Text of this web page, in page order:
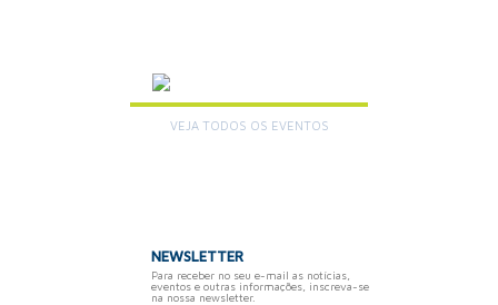
VEJA TODOS OS EVENTOS
NEWSLETTER
Para receber no seu e-mail as notícias,
eventos e outras informações, inscreva-se
na nossa newsletter.